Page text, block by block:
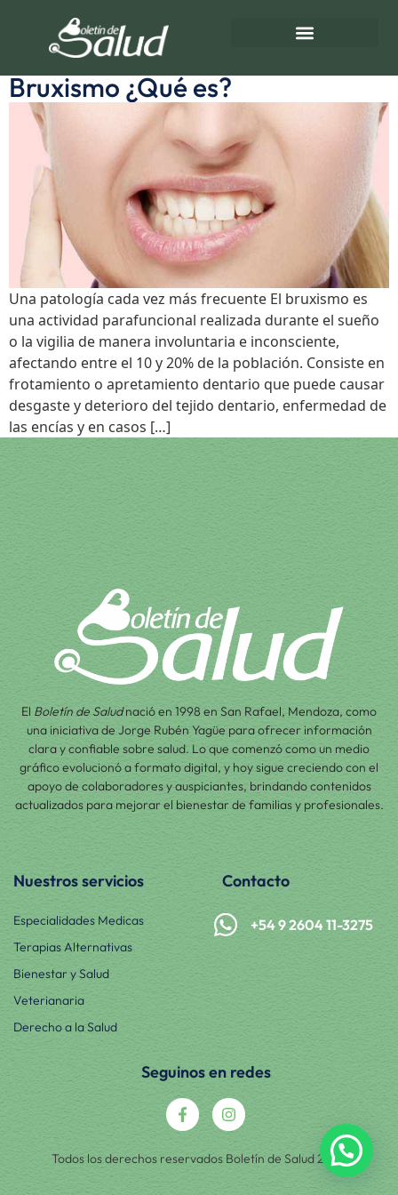
Parafuncional
Bruxismo ¿Qué es?
Una patología cada vez más frecuente El bruxismo es
una actividad parafuncional realizada durante el sueño
o la vigilia de manera involuntaria e inconsciente,
afectando entre el 10 y 20% de la población. Consiste en
frotamiento o apretamiento dentario que puede causar
desgaste y deterioro del tejido dentario, enfermedad de
las encías y en casos […]
El Boletín de Saludnació en 1998 en San Rafael, Mendoza, como
una iniciativa de Jorge Rubén Yagüe para ofrecer información
clara y confiable sobre salud. Lo que comenzó como un medio
gráfico evolucionó a formato digital, y hoy sigue creciendo con el
apoyo de colaboradores y auspiciantes, brindando contenidos
actualizados para mejorar el bienestar de familias y profesionales.
Nuestros servicios
Especialidades Medicas
Terapias Alternativas
Bienestar y Salud
Veterianaria
Derecho a la Salud
Contacto
+54 9 2604 11-3275
Seguinos en redes
Todos los derechos reservados Boletín de Salud 2025